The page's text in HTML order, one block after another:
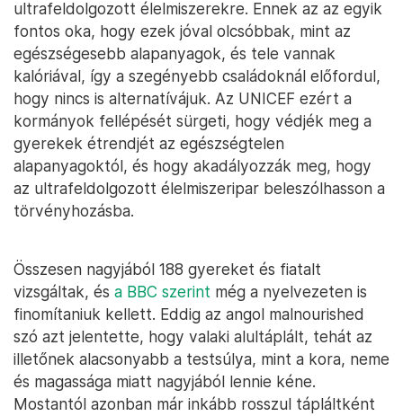
ultrafeldolgozott élelmiszerekre. Ennek az az egyik
fontos oka, hogy ezek jóval olcsóbbak, mint az
egészségesebb alapanyagok, és tele vannak
kalóriával, így a szegényebb családoknál előfordul,
hogy nincs is alternatívájuk. Az UNICEF ezért a
kormányok fellépését sürgeti, hogy védjék meg a
gyerekek étrendjét az egészségtelen
alapanyagoktól, és hogy akadályozzák meg, hogy
az ultrafeldolgozott élelmiszeripar beleszólhasson a
törvényhozásba.
Összesen nagyjából 188 gyereket és fiatalt
vizsgáltak, és a BBC szerint még a nyelvezeten is
finomítaniuk kellett. Eddig az angol malnourished
szó azt jelentette, hogy valaki alultáplált, tehát az
illetőnek alacsonyabb a testsúlya, mint a kora, neme
és magassága miatt nagyjából lennie kéne.
Mostantól azonban már inkább rosszul tápláltként